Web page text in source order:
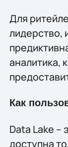
Для
лидерство,
аналитика,
Как
Data Lake –
доступна